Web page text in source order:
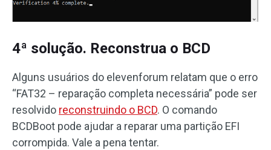
4ª solução. Reconstrua o BCD
Alguns usuários do elevenforum relatam que o erro
“FAT32 – reparação completa necessária” pode ser
resolvido reconstruindo o BCD. O comando
BCDBoot pode ajudar a reparar uma partição EFI
corrompida. Vale a pena tentar.